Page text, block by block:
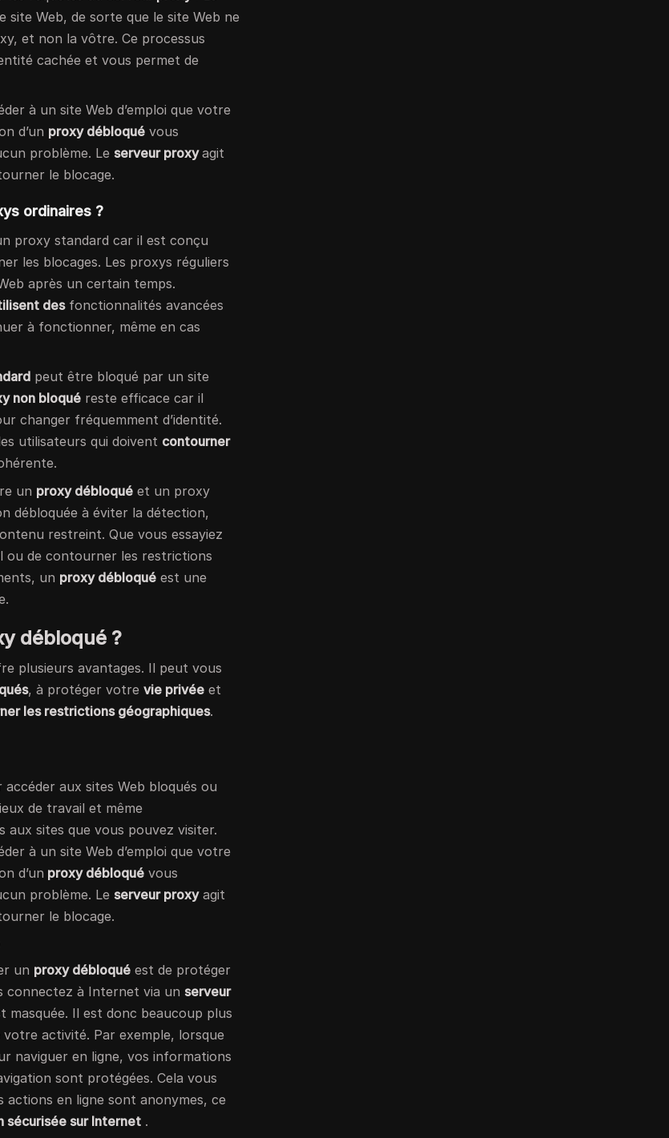
site Web, de sorte que le site Web ne
et non la vôtre. Ce processus
cachée et vous permet de
à un site Web d’emploi que votre
d’un proxy débloqué vous
problème. Leserveur proxyagit
le blocage.
ordinaires ?
proxy standard car il est conçu
les blocages. Les proxys réguliers
après un certain temps.
desfonctionnalités avancées
à fonctionner, même en cas
peut être bloqué par un site
non bloqué reste efficace car il
changer fréquemment d’identité.
utilisateurs qui doivent contourner
un proxy débloqué et un proxy
débloquée à éviter la détection,
restreint. Que vous essayiez
ou de contourner les restrictions
un proxy débloqué est une
débloqué ?
plusieurs avantages. Il peut vous
, à protéger votrevie privée et
les restrictions géographiques.
aux sites Web bloqués ou
de travail et même
aux sites que vous pouvez visiter.
à un site Web d’emploi que votre
d’un proxy débloqué vous
problème. Leserveur proxyagit
le blocage.
un proxy débloqué est de protéger
connectez à Internet via unserveur
masquée. Il est donc beaucoup plus
activité. Par exemple, lorsque
naviguer en ligne, vos informations
sont protégées. Cela vous
actions en ligne sont anonymes, ce
sécurisée sur Internet .